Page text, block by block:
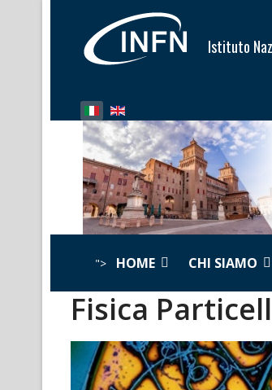
Istituto
Seleziona la tua lingua
"> HOME CHI SIAMO
Fisica